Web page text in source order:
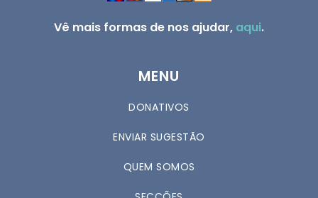
Vê mais formas de nos ajudar, aqui.
MENU
DONATIVOS
ENVIAR SUGESTÃO
QUEM SOMOS